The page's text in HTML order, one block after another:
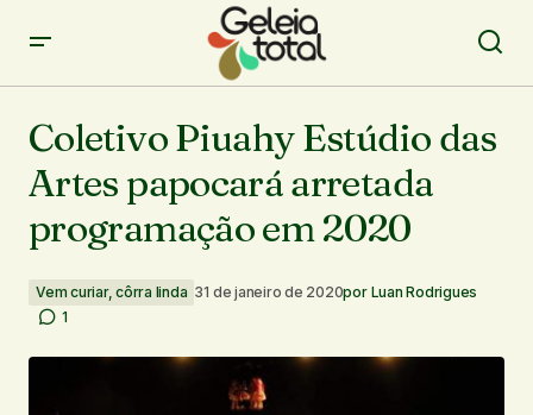
programação em 2020
Coletivo Piuahy Estúdio das
Artes papocará arretada
programação em 2020
Vem curiar, côrra linda 31 de janeiro de 2020por Luan Rodrigues
1